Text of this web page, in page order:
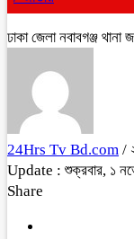
ঢাকা জেলা নবাবগঞ্জ
24Hrs Tv Bd.com /
Update : শুক্রবার, ১
Share